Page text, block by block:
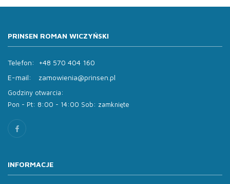
PRINSEN ROMAN WICZYŃSKI
Telefon:
+48 570 404 160
E-mail:
zamowienia@prinsen.pl
Godziny otwarcia:
Pon - Pt: 8:00 - 14:00 Sob: zamknięte
INFORMACJE